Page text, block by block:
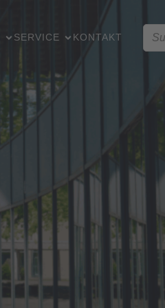
SERVICE KONTAKT